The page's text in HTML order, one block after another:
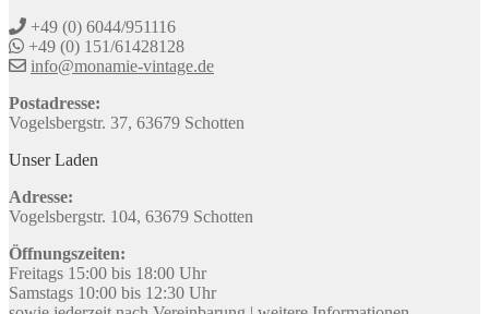
+49 (0) 6044/951116
+49 (0) 151/61428128
info@monamie-vintage.de
Postadresse:
Vogelsbergstr. 37, 63679 Schotten
Unser Laden
Adresse:
Vogelsbergstr. 104, 63679 Schotten
Öffnungszeiten:
Freitags 15:00 bis 18:00 Uhr
Samstags 10:00 bis 12:30 Uhr